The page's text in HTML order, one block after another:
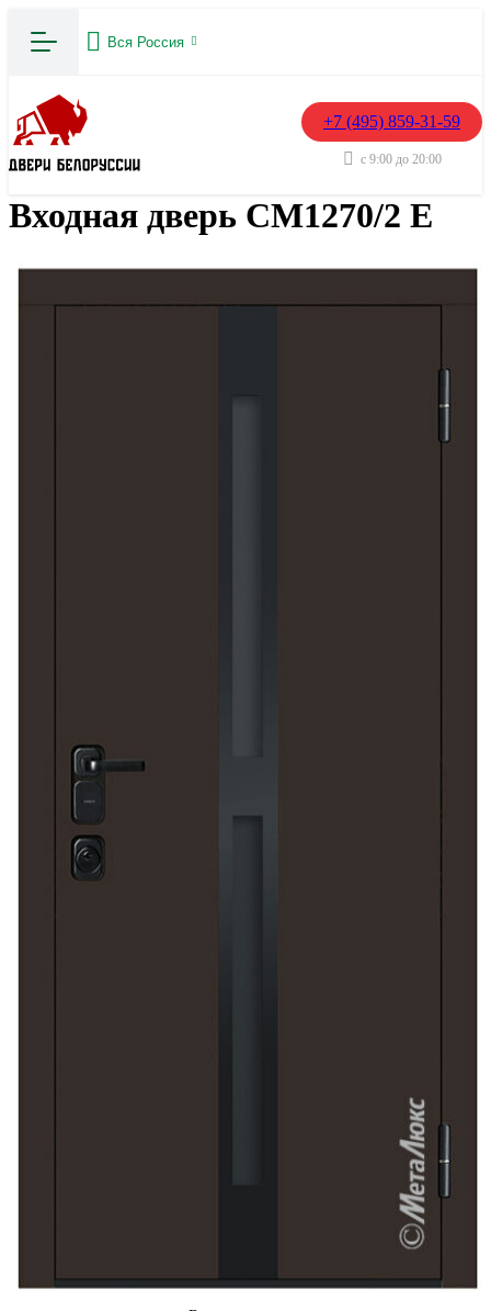
Вся Россия
+7 (495) 859-31-59
с 9:00 до 20:00
Входная дверь CМ1270/2 Е